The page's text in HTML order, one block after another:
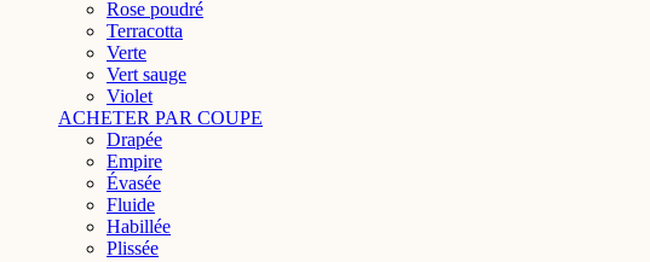
Rose poudré
Terracotta
Verte
Vert sauge
Violet
ACHETER PAR COUPE
Drapée
Empire
Évasée
Fluide
Habillée
Plissée